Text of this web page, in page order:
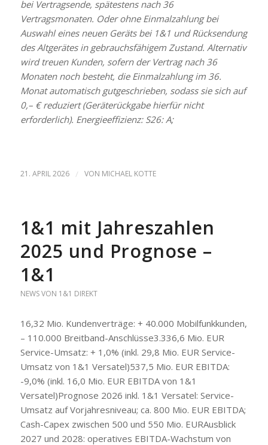
bei Vertragsende, spätestens nach 36
Vertragsmonaten. Oder ohne Einmalzahlung bei
Auswahl eines neuen Geräts bei 1&1 und Rücksendung
des Altgerätes in gebrauchsfähigem Zustand. Alternativ
wird treuen Kunden, sofern der Vertrag nach 36
Monaten noch besteht, die Einmalzahlung im 36.
Monat automatisch gutgeschrieben, sodass sie sich auf
0,– € reduziert (Geräterückgabe hierfür nicht
erforderlich). Energieeffizienz: S26: A;
21. APRIL 2026 / VON MICHAEL KOTTE
1&1 mit Jahreszahlen
2025 und Prognose –
1&1
NEWS VON 1&1 DIREKT
16,32 Mio. Kundenverträge: + 40.000 Mobilfunkkunden,
– 110.000 Breitband-Anschlüsse3.336,6 Mio. EUR
Service-Umsatz: + 1,0% (inkl. 29,8 Mio. EUR Service-
Umsatz von 1&1 Versatel)537,5 Mio. EUR EBITDA:
-9,0% (inkl. 16,0 Mio. EUR EBITDA von 1&1
Versatel)Prognose 2026 inkl. 1&1 Versatel: Service-
Umsatz auf Vorjahresniveau; ca. 800 Mio. EUR EBITDA;
Cash-Capex zwischen 500 und 550 Mio. EURAusblick
2027 und 2028: operatives EBITDA-Wachstum von